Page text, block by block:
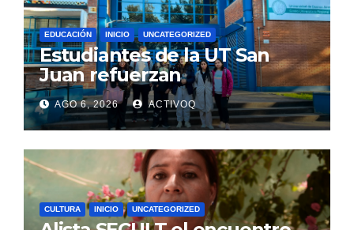
EDUCACIÓN INICIO UNCATEGORIZED
Estudiantes de la UT San
Juan refuerzan
conocimientos de turismo
rural, en Argentina
AGO 6, 2026 ACTIVOQ
CULTURA INICIO UNCATEGORIZED